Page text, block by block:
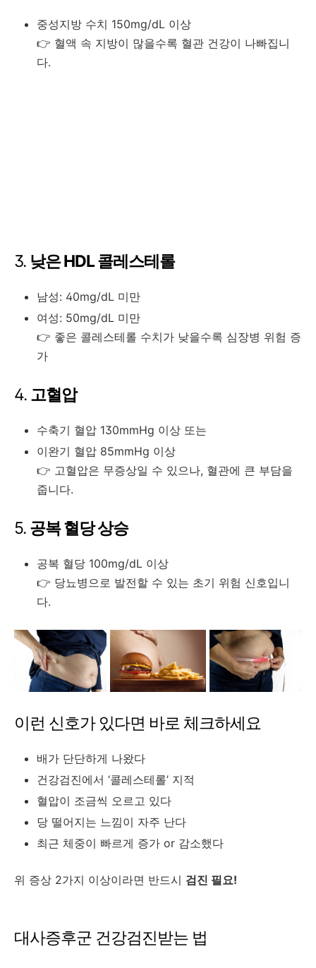
중성지방 수치 150mg/dL 이상
👉 혈액 속 지방이 많을수록 혈관 건강이 나빠집니
다.
3. 낮은 HDL 콜레스테롤
남성: 40mg/dL 미만
여성: 50mg/dL 미만
👉 좋은 콜레스테롤 수치가 낮을수록 심장병 위험 증
가
4. 고혈압
수축기 혈압 130mmHg 이상 또는
이완기 혈압 85mmHg 이상
👉 고혈압은 무증상일 수 있으나, 혈관에 큰 부담을
줍니다.
5. 공복 혈당 상승
공복 혈당 100mg/dL 이상
👉 당뇨병으로 발전할 수 있는 초기 위험 신호입니
다.
이런 신호가 있다면 바로 체크하세요
배가 단단하게 나왔다
건강검진에서 ‘콜레스테롤’ 지적
혈압이 조금씩 오르고 있다
당 떨어지는 느낌이 자주 난다
최근 체중이 빠르게 증가 or 감소했다
위 증상 2가지 이상이라면 반드시 검진 필요!
대사증후군 건강검진받는 법